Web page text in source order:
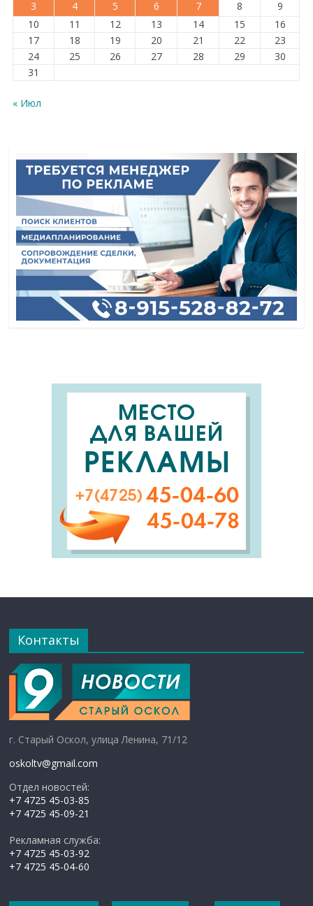
3 4 5 6 7 8
9
10
11 12 13 14 15
16
17
18 19 20 21 22
23
24
25 26 27 28 29
30
31
« Июл
Контакты
г. Старый Оскол, улица Ленина, 71/12
oskoltv@gmail.com
Отдел новостей:
+7 4725 45-03-85
+7 4725 45-09-21
Рекламная служба:
+7 4725 45-03-92
+7 4725 45-04-60